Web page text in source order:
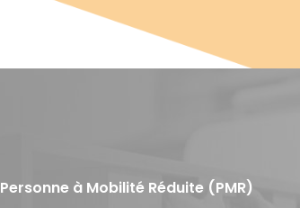
Personne à Mobilité Réduite (PMR)